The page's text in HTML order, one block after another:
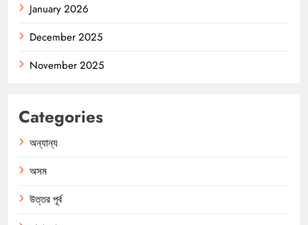
January 2026
December 2025
November 2025
Categories
অন্যান্য
অসম
উত্তর পূর্ব